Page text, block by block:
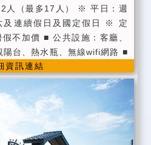
人（最多17人） ※ 平日：週
連續假日及國定假日 ※ 定
不加價 ■ 公共設施：客廳、
陽台、熱水瓶、無線wifi網路 ■
供第四台有線頻道電視。 ■ 提
工作因素無法提供早餐，因此
! ■ 進房時間：當日下午15:00
午11:00以前。 ■ 入住時請記
們登記，在辦理登記的同時，
■ 為維護住宿環境，室內請
資訊連結